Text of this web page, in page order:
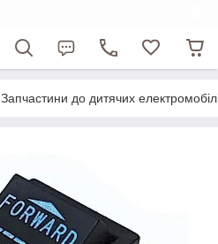
Запчастини до дитячих